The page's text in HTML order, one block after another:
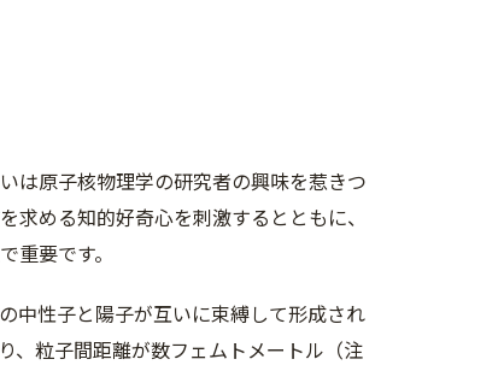
は原子核物理学の研究者の興味を惹きつ
める知的好奇心を刺激するとともに、
要です。
中性子と陽子が互いに束縛して形成され
、粒子間距離が数フェムトメートル（注